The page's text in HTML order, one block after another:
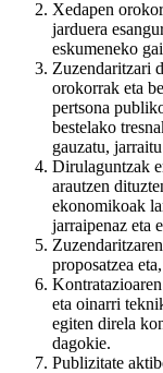
Xedapen
jarduera
eskumeneko
Zuzendaritzari
orokorrak eta
pertsona
bestelako
gauzatu,
Dirulaguntzak
arautzen
ekonomikoak
jarraipenaz eta
proposatzea
eta oinarri
egiten direla
dagokie.
Publizitate